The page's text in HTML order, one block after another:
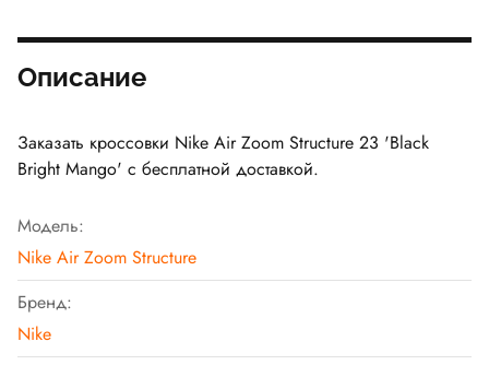
Описание
Заказать кроссовки Nike Air Zoom Structure 23 'Black
Bright Mango' с бесплатной доставкой.
Модель:
Nike Air Zoom Structure
Бренд:
Nike